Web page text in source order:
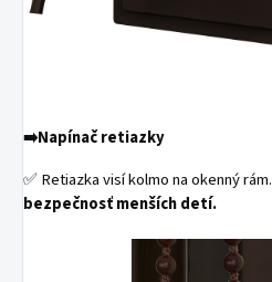
➡️Napínač retiazky
✅ Retiazka visí kolmo na okenný rám.
bezpečnosť menších detí.